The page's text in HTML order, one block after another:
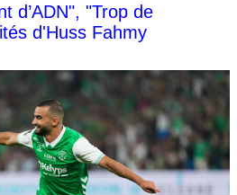
d’ADN", "Trop de
d'Huss Fahmy